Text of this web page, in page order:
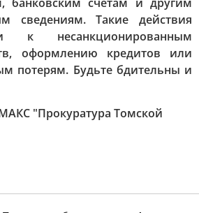
сведениям. Такие действия
к несанкционированным
оформлению кредитов или
потерям. Будьте бдительны и
"Прокуратура Томской